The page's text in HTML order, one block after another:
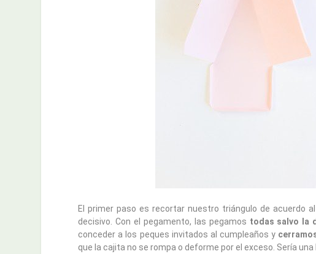
El primer paso es recortar nuestro triángulo de acuerdo
decisivo. Con el pegamento, las pegamos todas salvo la
conceder a los peques invitados al cumpleaños y
que la cajita no se rompa o deforme por el exceso. Sería